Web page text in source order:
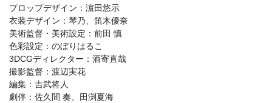
プロップデザイン：濵田悠示
衣装デザイン：琴乃、笛木優奈
美術監督・美術設定：前田 慎
色彩設定：のぼりはるこ
3DCGディレクター：酒寄直哉
撮影監督：渡辺実花
編集：吉武将人
劇伴：佐久間 奏、田渕夏海